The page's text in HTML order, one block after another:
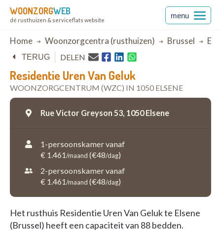
WOONZORGWEB
dé rusthuizen & serviceflats website
menu
Breadcrumb
Home Woonzorgcentra (rusthuizen) Brussel
Residentie Uren Van Geluk
WOONZORGCENTRUM (WZC) IN 1050 ELSENE
TERUG DELEN
Rue Victor Greyson 53, 1050 Elsene
1-persoonskamer vanaf
€ 1.461/maand (€48/dag)
2-persoonskamer vanaf
€ 1.461/maand (€48/dag)
Het rusthuis Residentie Uren Van Geluk te Elsene
(Brussel) heeft een capaciteit van 88 bedden.